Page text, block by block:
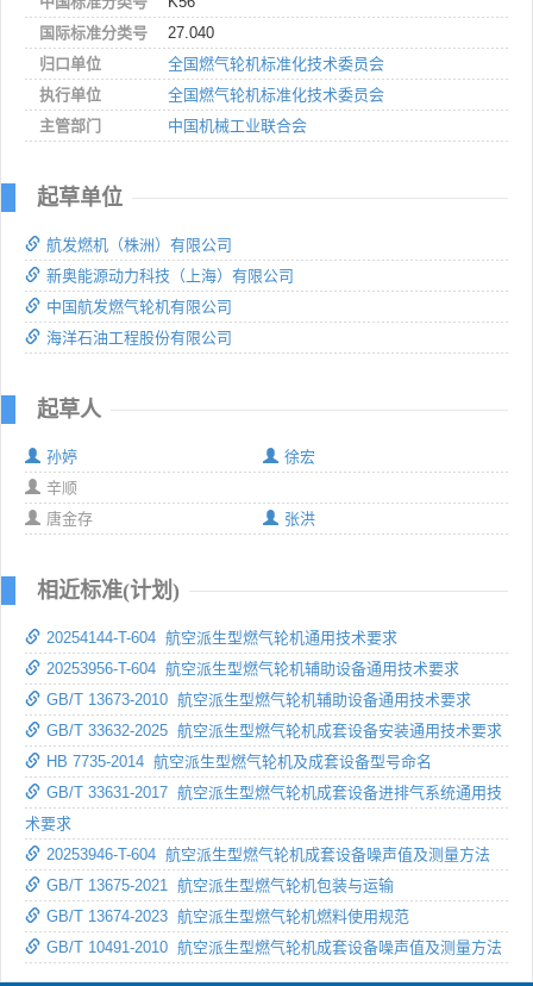
国际标准分类号
27.040
归口单位
全国燃气轮机标准化技术委员会
执行单位
全国燃气轮机标准化技术委员会
主管部门
中国机械工业联合会
起草单位
航发燃机（株洲）有限公司
新奥能源动力科技（上海）有限公司
中国航发燃气轮机有限公司
海洋石油工程股份有限公司
起草人
孙婷
徐宏
辛顺
唐金存
张洪
相近标准(计划)
20254144-T-604 航空派生型燃气轮机通用技术要求
20253956-T-604 航空派生型燃气轮机辅助设备通用技术要求
GB/T 13673-2010 航空派生型燃气轮机辅助设备通用技术要求
GB/T 33632-2025 航空派生型燃气轮机成套设备安装通用技术要求
HB 7735-2014 航空派生型燃气轮机及成套设备型号命名
GB/T 33631-2017 航空派生型燃气轮机成套设备进排气系统通用技
术要求
20253946-T-604 航空派生型燃气轮机成套设备噪声值及测量方法
GB/T 13675-2021 航空派生型燃气轮机包装与运输
GB/T 13674-2023 航空派生型燃气轮机燃料使用规范
GB/T 10491-2010 航空派生型燃气轮机成套设备噪声值及测量方法